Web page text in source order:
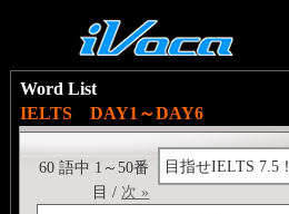
Word List
IELTS DAY1～DAY6
目指せIELTS 7.5！
60 語中 1～50番
目 / 次 »